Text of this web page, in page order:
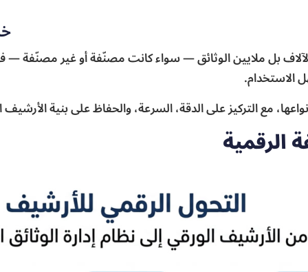
بل ملايين الوثائق — سواء كانت مصنّفة أو غير مصنّفة —
الاستخدام.
مع التركيز على الدقة، السرعة، والحفاظ على بنية
الرقمية